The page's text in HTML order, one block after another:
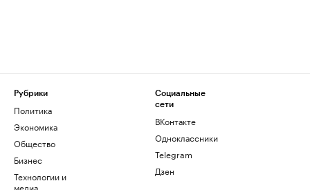
Рубрики
Политика
Экономика
Общество
Бизнес
Технологии и
медиа
Социальные
сети
ВКонтакте
Одноклассники
Telegram
Дзен